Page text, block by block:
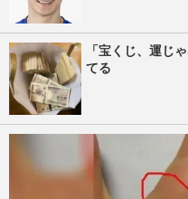
「宝くじ、運じ
てる